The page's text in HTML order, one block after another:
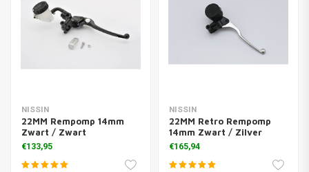
NISSIN
22MM Rempomp 14mm
Zwart / Zwart
€133,95
NISSIN
22MM Retro Rempomp
14mm Zwart / Zilver
€165,94